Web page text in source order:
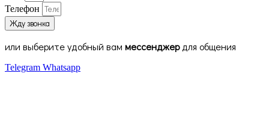
Телефон
Жду звонка
или выберите удобный вам мессенджердля общения
Telegram Whatsapp